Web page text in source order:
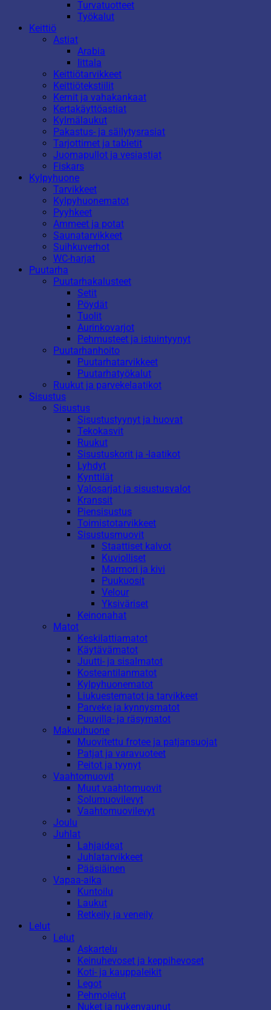
Turvatuotteet
Työkalut
Keittiö
Astiat
Arabia
Iittala
Keittiötarvikkeet
Keittiötekstiilit
Kernit ja vahakankaat
Kertakäyttöastiat
Kylmälaukut
Pakastus- ja säilytysrasiat
Tarjottimet ja tabletit
Juomapullot ja vesiastiat
Fiskars
Kylpyhuone
Tarvikkeet
Kylpyhuonematot
Pyyhkeet
Ammeet ja potat
Saunatarvikkeet
Suihkuverhot
WC-harjat
Puutarha
Puutarhakalusteet
Setit
Pöydät
Tuolit
Aurinkovarjot
Pehmusteet ja istuintyynyt
Puutarhanhoito
Puutarhatarvikkeet
Puutarhatyökalut
Ruukut ja parvekelaatikot
Sisustus
Sisustus
Sisustustyynyt ja huovat
Tekokasvit
Ruukut
Sisustuskorit ja -laatikot
Lyhdyt
Kynttilät
Valosarjat ja sisustusvalot
Kranssit
Piensisustus
Toimistotarvikkeet
Sisustusmuovit
Staattiset kalvot
Kuviolliset
Marmori ja kivi
Puukuosit
Velour
Yksiväriset
Keinonahat
Matot
Keskilattiamatot
Käytävämatot
Juutti- ja sisalmatot
Kosteantilanmatot
Kylpyhuonematot
Liukuestematot ja tarvikkeet
Parveke ja kynnysmatot
Puuvilla- ja räsymatot
Makuuhuone
Muovitettu frotee ja patjansuojat
Patjat ja varavuoteet
Peitot ja tyynyt
Vaahtomuovit
Muut vaahtomuovit
Solumuovilevyt
Vaahtomuovilevyt
Joulu
Juhlat
Lahjaideat
Juhlatarvikkeet
Pääsiäinen
Vapaa-aika
Kuntoilu
Laukut
Retkeily ja veneily
Lelut
Lelut
Askartelu
Keinuhevoset ja keppihevoset
Koti- ja kauppaleikit
Legot
Pehmolelut
Nuket ja nukenvaunut